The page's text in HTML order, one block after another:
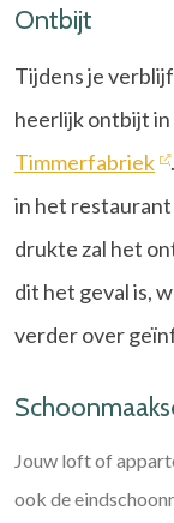
Ontbijt
Tijdens je
heerlijk ontbijt
Timmerfabriek
in het restaurant
drukte zal het
dit het geval is,
verder over
Jouw loft of
ook de